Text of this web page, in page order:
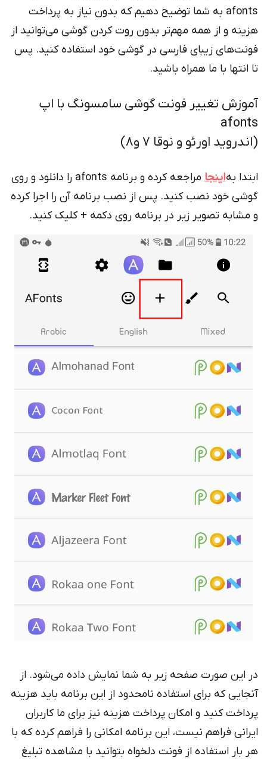
afonts به شما توضیح دهیم که بدون نیاز به پرداخت
و از همه مهم‌تر بدون روت کردن گوشی می‌توانید از
زیبای فارسی در گوشی خود استفاده کنید. پس
انتها با ما همراه باشید.
تغییر فونت گوشی سامسونگ با اپ
اورئو و نوقا 7 و8)
بهاینجا
مراجعه کرده و برنامه afonts را دانلود و روی
خود نصب کنید. پس از نصب برنامه آن را اجرا کرده
تصویر زیر در برنامه روی دکمه + کلیک کنید.
این صورت صفحه زیر به شما نمایش داده می‌شود. از
که برای استفاده نامحدود از این برنامه باید هزینه
کنید و امکان پرداخت هزینه نیز برای ما کاربران
فراهم نیست، این برنامه امکانی را فراهم کرده که با
بار استفاده از فونت دلخواه بتوانید با مشاهده تبلیغ